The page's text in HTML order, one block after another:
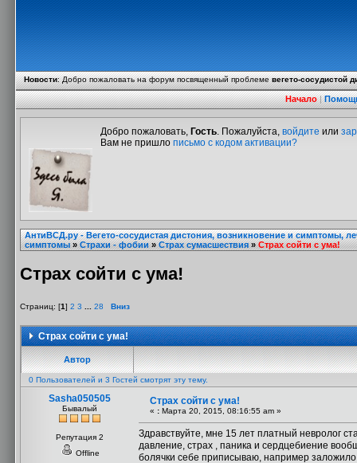
Новости:Добро пожаловать на форум посвященный проблемевегето-сосудистой
Начало|
Добро пожаловать, Гость. Пожалуйста, войдите или
Вам не пришло письмо с кодом активации?
АнтиВСД.ру - Вегето-сосудистая дистония, возникновение и симптомы,
симптомы»Страхи - фобии»Страх сумасшествия»Страх сойти с ума!
Страх сойти с ума!
Страниц: [1] 2 3 28 Вниз
Страх сойти с ума!
Автор
0 Пользователей и 3 Гостей смотрят эту тему.
Sasha050505
Бывалый
Репутация 2
Offline
Страх сойти с ума!
« : Марта 20, 2015, 08:16:55 am »
Здравствуйте, мне 15 лет платный невролог
давление, страх , паника и сердцебиение
болячки себе приписываю, например заложило